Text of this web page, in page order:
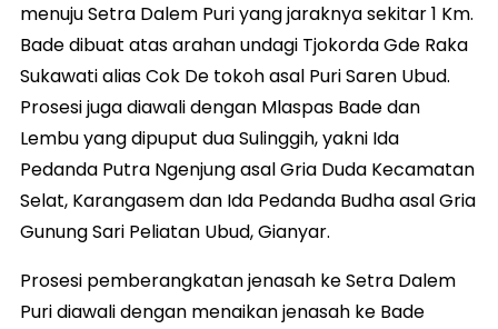
menuju Setra Dalem Puri yang jaraknya sekitar 1 Km.
Bade dibuat atas arahan undagi Tjokorda Gde Raka
Sukawati alias Cok De tokoh asal Puri Saren Ubud.
Prosesi juga diawali dengan Mlaspas Bade dan
Lembu yang dipuput dua Sulinggih, yakni Ida
Pedanda Putra Ngenjung asal Gria Duda Kecamatan
Selat, Karangasem dan Ida Pedanda Budha asal Gria
Gunung Sari Peliatan Ubud, Gianyar.
Prosesi pemberangkatan jenasah ke Setra Dalem
Puri diawali dengan menaikan jenasah ke Bade